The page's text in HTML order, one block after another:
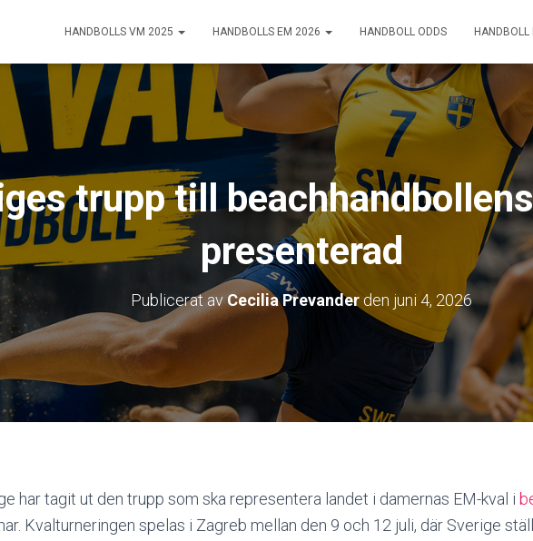
HANDBOLLS VM 2025 HANDBOLLS EM 2026 HANDBOLL ODDS HANDBOLL
trupp till
presenterad
Publicerat avCecilia Prevander den juni 4, 2026
har tagit ut den trupp som ska representera landet i damernas EM-kval i
Kvalturneringen spelas i Zagreb mellan den 9 och 12 juli, där Sverige